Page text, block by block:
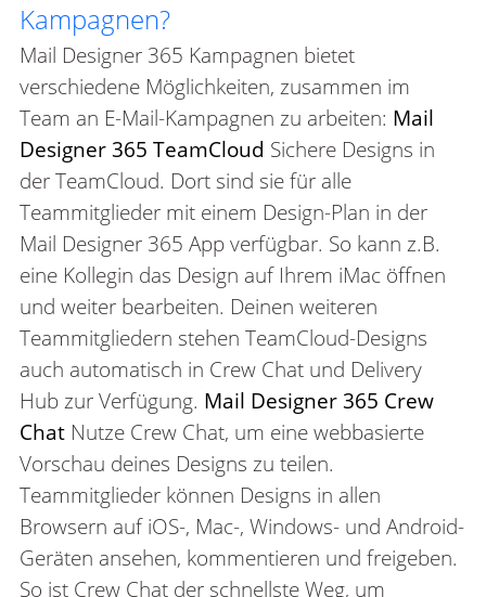
Kampagnen?
Mail Designer 365 Kampagnen bietet
verschiedene Möglichkeiten, zusammen im
Team an E-Mail-Kampagnen zu arbeiten: Mail
Designer 365 TeamCloud Sichere Designs in
der TeamCloud. Dort sind sie für alle
Teammitglieder mit einem Design-Plan in der
Mail Designer 365 App verfügbar. So kann z.B.
eine Kollegin das Design auf Ihrem iMac öffnen
und weiter bearbeiten. Deinen weiteren
Teammitgliedern stehen TeamCloud-Designs
auch automatisch in Crew Chat und Delivery
Hub zur Verfügung. Mail Designer 365 Crew
ChatNutze Crew Chat, um eine webbasierte
Vorschau deines Designs zu teilen.
Teammitglieder können Designs in allen
Browsern auf iOS-, Mac-, Windows- und Android-
Geräten ansehen, kommentieren und freigeben.
So ist Crew Chat der schnellste Weg, um